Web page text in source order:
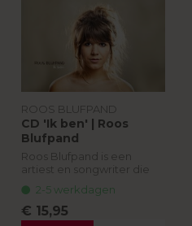
ROOS BLUFPAND
CD 'Ik ben' | Roos
Blufpand
Roos Blufpand is een
artiest en songwriter die
haar naam heeft staan en
al meer dan tien jaar op de
planken staat met haar
2-5 werkdagen
€ 15,95